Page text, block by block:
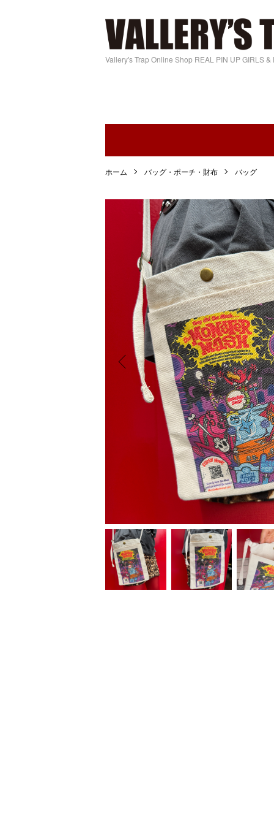
Vallery's Trap Online Shop REAL PIN UP GIRLS &
ホーム バッグ・ポーチ・財布 バッグ